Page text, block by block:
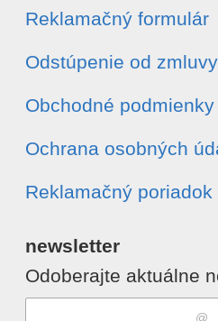
Reklamačný formulár
Odstúpenie od zmluvy
Obchodné podmienky
Ochrana osobných
Reklamačný poriadok
newsletter
Odoberajte aktuálne